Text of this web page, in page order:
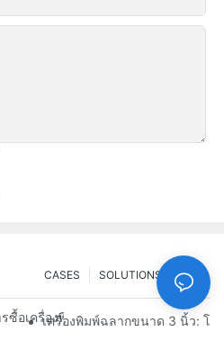
FAQ
SOLUTIONS
CASES
ซื้อเครื่องพิมพ์ฉลากขนาด 4 นิ้วที่คุณต้อ
เครื่องพิมพ์ฉลากขนาด 3 นิ้ว: โ